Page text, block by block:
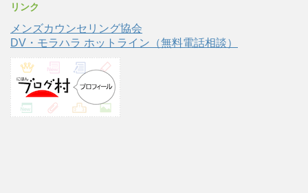
リンク
メンズカウンセリング協会
DV・モラハラ ホットライン（無料電話相談）